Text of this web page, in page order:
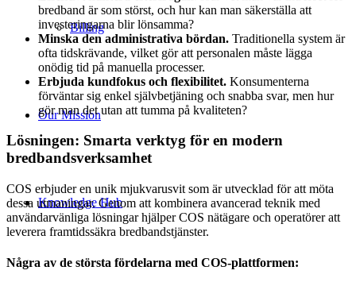
Billing
Our Mission
Knowledge Hub
bredband är som störst, och hur kan man säkerställa att
investeringarna blir lönsamma?
Minska den administrativa bördan. Traditionella system är
ofta tidskrävande, vilket gör att personalen måste lägga
onödig tid på manuella processer.
Erbjuda kundfokus och flexibilitet. Konsumenterna
förväntar sig enkel självbetjäning och snabba svar, men hur
gör man det utan att tumma på kvaliteten?
Lösningen: Smarta verktyg för en modern
bredbandsverksamhet
COS erbjuder en unik mjukvarusvit som är utvecklad för att möta
dessa utmaningar. Genom att kombinera avancerad teknik med
användarvänliga lösningar hjälper COS nätägare och operatörer att
leverera framtidssäkra bredbandstjänster.
Några av de största fördelarna med COS-plattformen: